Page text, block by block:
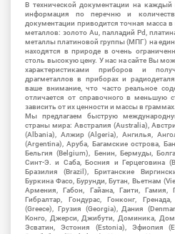
В технической документации на каждый
информация по перечню и
документации приводится точная масса
металлов: золото Au, палладий Pd,
металлы платиновой группы (МПГ) на
находятся в природе в очень
столь высокую цену. У нас на сайте Вы
характеристиками приборов и
драгметаллов в приборах и
ваше внимание, что часто реальное
отличается от справочного в меньшую
зависить от их ценности и массы в граммах.
Мы предлагаем быструю
страны мира: Австралия (Australia),
(Albania), Алжир (Algeria), Ангилья,
(Argentina), Аруба, Багамские острова,
Бельгия (Belgium), Бенин, Бермуды,
Синт-Э. и Саба, Босния и Герцеговина
Бразилия (Brazil), Британские
Буркина Фасо, Бурунди, Бутан, Вьетнам
Армения, Габон, Гайана, Гаити, Гамия,
Гибралтар, Гондурас, Гонконг,
(Greece), Грузия (Georgia), Дания
Конго, Джерси, Джибути, Доминика,
Эсватин, Эстония (Estonia), Эфиопия